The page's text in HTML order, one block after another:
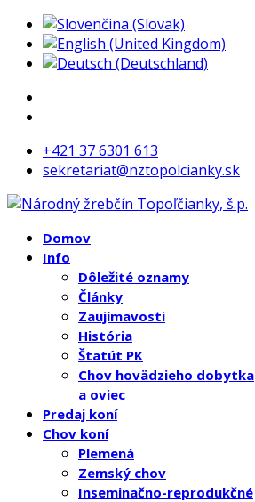
+421 37 6301 613
sekretariat@nztopolcianky.sk
Domov
Info
Dôležité oznamy
Články
Zaujímavosti
História
Štatút PK
Chov hovädzieho dobytka
a oviec
Predaj koní
Chov koní
Plemená
Zemský chov
Inseminačno-reprodukčné